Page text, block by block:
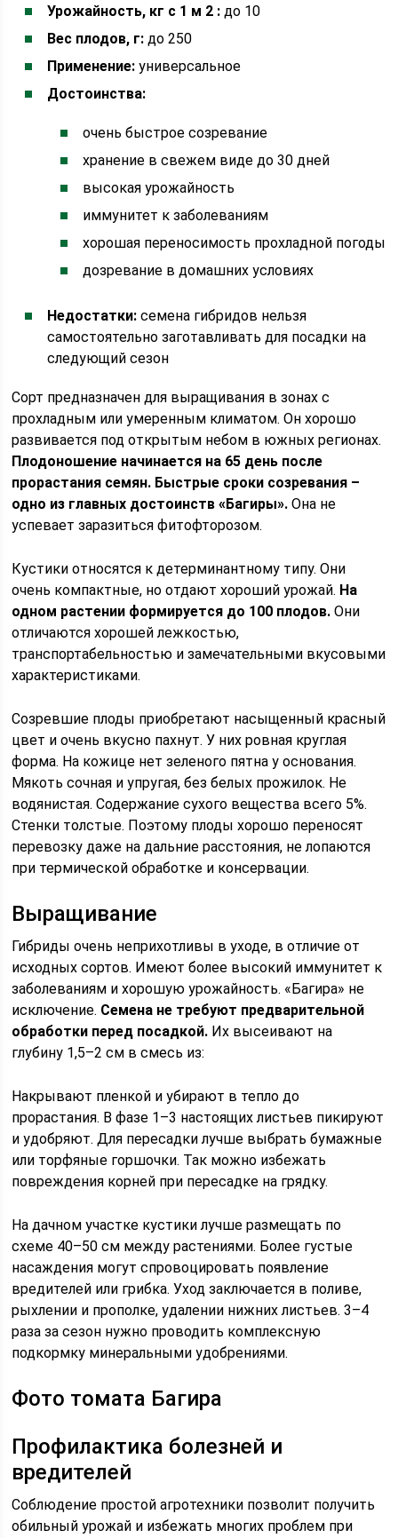
Урожайность, кг с 1 м 2 : до 10
Вес плодов, г: до 250
Применение: универсальное
Достоинства:
очень быстрое созревание
хранение в свежем виде до 30 дней
высокая урожайность
иммунитет к заболеваниям
хорошая переносимость прохладной погоды
дозревание в домашних условиях
Недостатки: семена гибридов нельзя
самостоятельно заготавливать для посадки на
следующий сезон
Сорт предназначен для выращивания в зонах с
прохладным или умеренным климатом. Он хорошо
развивается под открытым небом в южных регионах.
Плодоношение начинается на 65 день после
прорастания семян. Быстрые сроки созревания –
одно из главных достоинств «Багиры». Она не
успевает заразиться фитофторозом.
Кустики относятся к детерминантному типу. Они
очень компактные, но отдают хороший урожай. На
одном растении формируется до 100 плодов. Они
отличаются хорошей лежкостью,
транспортабельностью и замечательными вкусовыми
характеристиками.
Созревшие плоды приобретают насыщенный красный
цвет и очень вкусно пахнут. У них ровная круглая
форма. На кожице нет зеленого пятна у основания.
Мякоть сочная и упругая, без белых прожилок. Не
водянистая. Содержание сухого вещества всего 5%.
Стенки толстые. Поэтому плоды хорошо переносят
перевозку даже на дальние расстояния, не лопаются
при термической обработке и консервации.
Выращивание
Гибриды очень неприхотливы в уходе, в отличие от
исходных сортов. Имеют более высокий иммунитет к
заболеваниям и хорошую урожайность. «Багира» не
исключение. Семена не требуют предварительной
обработки перед посадкой. Их высеивают на
глубину 1,5–2 см в смесь из:
Накрывают пленкой и убирают в тепло до
прорастания. В фазе 1–3 настоящих листьев пикируют
и удобряют. Для пересадки лучше выбрать бумажные
или торфяные горшочки. Так можно избежать
повреждения корней при пересадке на грядку.
На дачном участке кустики лучше размещать по
схеме 40–50 см между растениями. Более густые
насаждения могут спровоцировать появление
вредителей или грибка. Уход заключается в поливе,
рыхлении и прополке, удалении нижних листьев. 3–4
раза за сезон нужно проводить комплексную
подкормку минеральными удобрениями.
Фото томата Багира
Профилактика болезней и
вредителей
Соблюдение простой агротехники позволит получить
обильный урожай и избежать многих проблем при